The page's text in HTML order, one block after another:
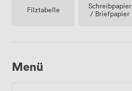
Filztabelle
Schreibpapier
/ Briefpapier
Menü